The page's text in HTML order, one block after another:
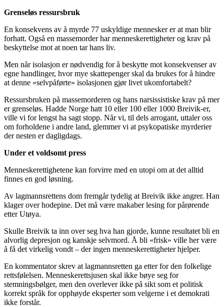
Grenseløs ressursbruk
En konsekvens av å myrde 77 uskyldige mennesker er at man blir
forhatt. Også en massemorder har menneskerettigheter og krav på
beskyttelse mot at noen tar hans liv.
Men når isolasjon er nødvendig for å beskytte mot konsekvenser av
egne handlinger, hvor mye skattepenger skal da brukes for å hindre
at denne «selvpåførte» isolasjonen gjør livet ukomfortabelt?
Ressursbruken på massemorderen og hans narsissistiske krav på mer
er grenseløs. Hadde Norge hatt 10 eller 100 eller 1000 Breivik-er,
ville vi for lengst ha sagt stopp. Når vi, til dels arrogant, uttaler oss
om forholdene i andre land, glemmer vi at psykopatiske myrderier
der nesten er dagligdags.
Under et voldsomt press
Menneskerettighetene kan forvirre med en utopi om at det alltid
finnes en god løsning.
Av lagmannsrettens dom fremgår tydelig at Breivik ikke angrer. Han
klager over hodepine. Det må være makaber lesing for pårørende
etter Utøya.
Skulle Breivik ta inn over seg hva han gjorde, kunne resultatet bli en
alvorlig depresjon og kanskje selvmord. Å bli «frisk» ville her være
å få det virkelig vondt – der ingen menneskerettigheter hjelper.
En kommentator skrev at lagmannsretten ga etter for den folkelige
rettsfølelsen. Menneskerettsjusen skal ikke bøye seg for
stemningsbølger, men den overlever ikke på sikt som et politisk
korrekt språk for opphøyde eksperter som velgerne i et demokrati
ikke forstår.